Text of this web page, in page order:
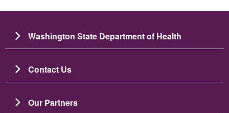
Washington State Department of Health
Contact Us
Our Partners